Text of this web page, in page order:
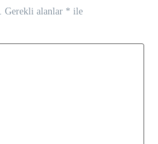
Gerekli alanlar * ile